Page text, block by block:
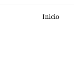
Inicio